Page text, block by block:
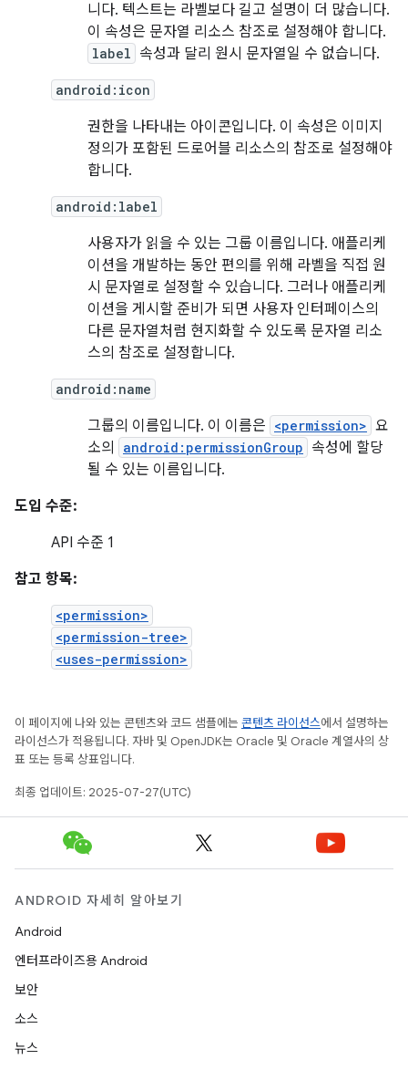
니다. 텍스트는 라벨보다 길고 설명이 더 많습니다.
이 속성은 문자열 리소스 참조로 설정해야 합니다.
label 속성과 달리 원시 문자열일 수 없습니다.
android:icon
권한을 나타내는 아이콘입니다. 이 속성은 이미지
정의가 포함된 드로어블 리소스의 참조로 설정해야
합니다.
android:label
사용자가 읽을 수 있는 그룹 이름입니다. 애플리케
이션을 개발하는 동안 편의를 위해 라벨을 직접 원
시 문자열로 설정할 수 있습니다. 그러나 애플리케
이션을 게시할 준비가 되면 사용자 인터페이스의
다른 문자열처럼 현지화할 수 있도록 문자열 리소
스의 참조로 설정합니다.
android:name
그룹의 이름입니다. 이 이름은 <permission> 요
소의
android:permissionGroup 속성에 할당
될 수 있는 이름입니다.
도입 수준:
API 수준 1
참고 항목:
<permission>
<permission-tree>
<uses-permission>
이 페이지에 나와 있는 콘텐츠와 코드 샘플에는 콘텐츠 라이선스에서 설명하는
라이선스가 적용됩니다. 자바 및 OpenJDK는 Oracle 및 Oracle 계열사의 상
표 또는 등록 상표입니다.
최종 업데이트: 2025-07-27(UTC)
ANDROID 자세히 알아보기
Android
엔터프라이즈용 Android
보안
소스
뉴스